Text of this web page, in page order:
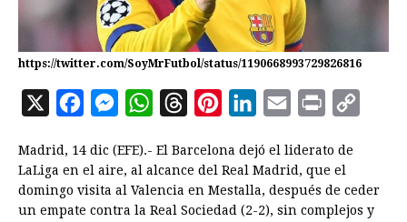
https://twitter.com/SoyMrFutbol/status/1190668993729826816
X
c
e
b
M
s
s
e
W
a
t
s
r
e
a
n
t
e
n
k
e
a
i
l
i
n
t
y
L
Madrid, 14 dic (EFE).- El Barcelona dejó el liderato de
LaLiga en el aire, al alcance del Real Madrid, que el
domingo visita al Valencia en Mestalla, después de ceder
un empate contra la Real Sociedad (2-2), sin complejos y